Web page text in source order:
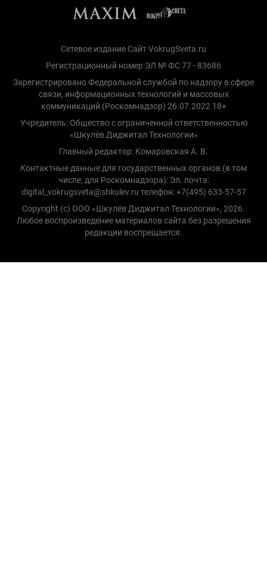
Сетевое издание Сайт VokrugSveta.ru
Регистрационный номер ЭЛ № ФС 77 - 83686
Зарегистрировано Федеральной службой по надзору в сфере
связи, информационных технологий и массовых
коммуникаций (Роскомнадзор) 26.07.2022 18+
Учредитель: Общество с ограниченной ответственностью
«Шкулёв Диджитал Технологии»
Главный редактор: Комаровская А. В.
Контактные данные для государственных органов (в том
числе, для Роскомнадзора): Эл. почта:
digital_vokrugsveta@shkulev.ru телефон: +7(495) 633-57-57
Copyright (с) ООО «Шкулёв Диджитал Технологии», 2026.
Любое воспроизведение материалов сайта без разрешения
редакции воспрещается.